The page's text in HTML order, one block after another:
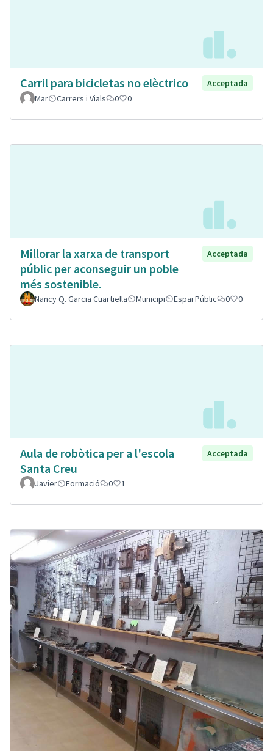
Carril para bicicletas no elèctrico
Acceptada
Mar
Carrers i Vials 0 0
Millorar la xarxa de transport
públic per aconseguir un poble
més sostenible.
Acceptada
Nancy Q. Garcia Cuartiella Municipi Espai Públic 0 0
Aula de robòtica per a l'escola
Santa Creu
Acceptada
Javier Formació 0 1